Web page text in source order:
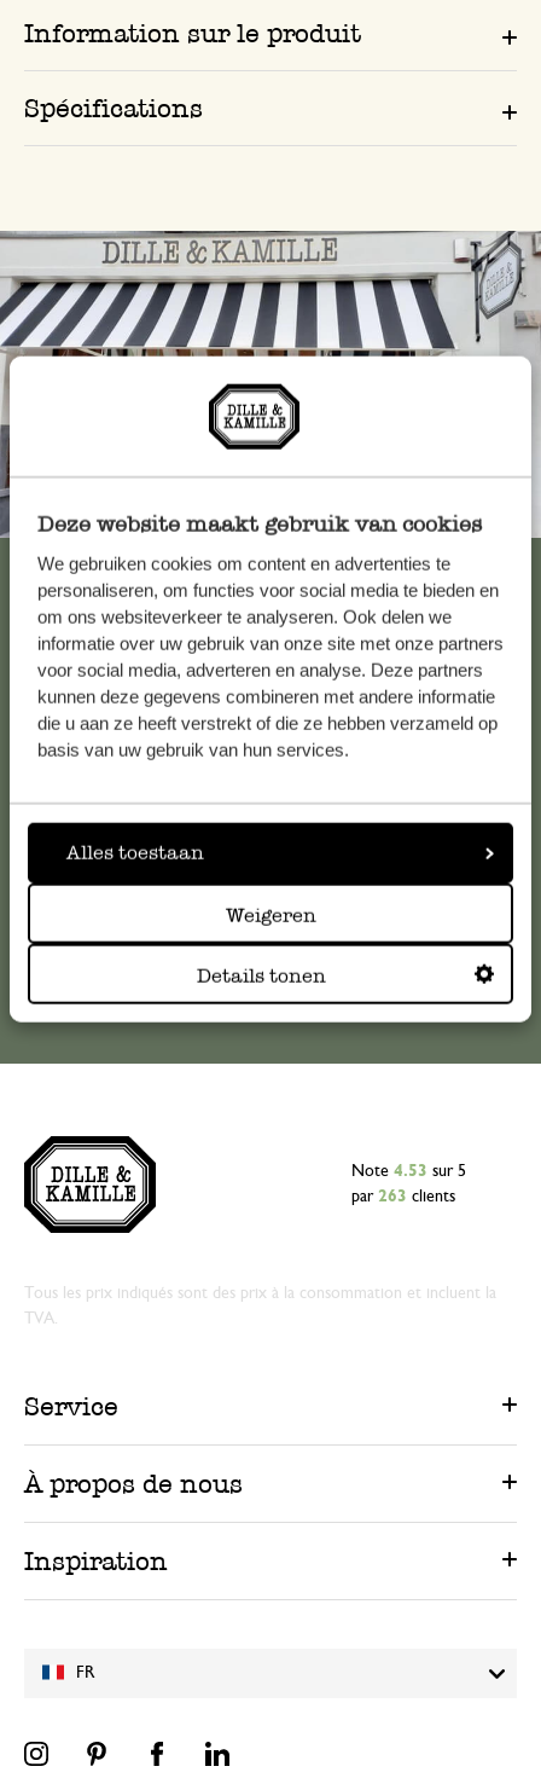
Deze website maakt gebruik van cookies
We gebruiken cookies om content en advertenties te
personaliseren, om functies voor social media te bieden en
om ons websiteverkeer te analyseren. Ook delen we
informatie over uw gebruik van onze site met onze partners
voor social media, adverteren en analyse. Deze partners
kunnen deze gegevens combineren met andere informatie
die u aan ze heeft verstrekt of die ze hebben verzameld op
basis van uw gebruik van hun services.
Alles toestaan
Weigeren
Details tonen
Information sur le produit
Spécifications
Toujours à proximité
Voir les 62 magasins
Service clientèle
Pour toute question ou demande de conseil ou d’aide,
veuillez contacter notre service clientèle. Ou retrouvez ici
serviceclientele@dille-kamille.com
Service client en ligne
FR
Note 4.53 sur 5
par 263 clients
Tous les prix indiqués sont des prix à la consommation et incluent la
TVA.
Service
À propos de nous
Inspiration